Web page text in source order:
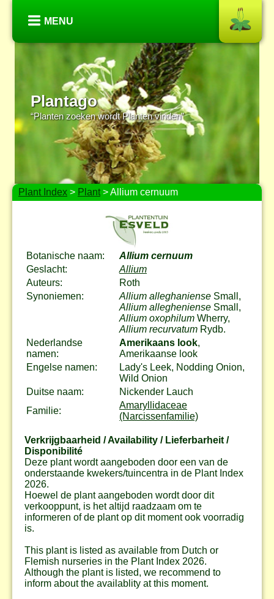
MENU
Plantago
“Planten zoeken wordt Planten vinden”
Plant Index > Plant> Allium cernuum
Botanische naam:
Allium cernuum
Geslacht:
Allium
Auteurs:
Roth
Synoniemen:
Allium alleghaniense Small,
Allium allegheniense Small,
Allium oxophilum Wherry,
Allium recurvatum Rydb.
Nederlandse
namen:
Amerikaans look,
Amerikaanse look
Engelse namen:
Lady's Leek, Nodding Onion,
Wild Onion
Duitse naam:
Nickender Lauch
Familie:
Amaryllidaceae
(Narcissenfamilie)
Verkrijgbaarheid / Availability / Lieferbarheit /
Disponibilité
Deze plant wordt aangeboden door een van de
onderstaande kwekers/tuincentra in de Plant Index
2026.
Hoewel de plant aangeboden wordt door dit
verkooppunt, is het altijd raadzaam om te
informeren of de plant op dit moment ook voorradig
is.
This plant is listed as available from Dutch or
Flemish nurseries in the Plant Index 2026.
Although the plant is listed, we recommend to
inform about the availablity at this moment.